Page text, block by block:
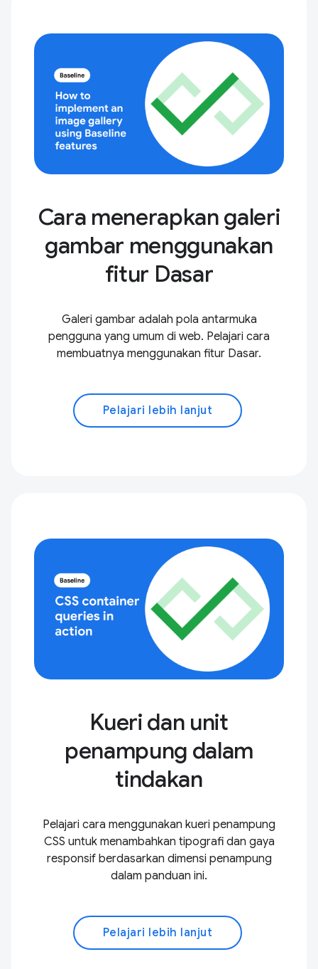
Cara menerapkan galeri
gambar menggunakan
fitur Dasar
Galeri gambar adalah pola antarmuka
pengguna yang umum di web. Pelajari cara
membuatnya menggunakan fitur Dasar.
Pelajari lebih lanjut
Kueri dan unit
penampung dalam
tindakan
Pelajari cara menggunakan kueri penampung
CSS untuk menambahkan tipografi dan gaya
responsif berdasarkan dimensi penampung
dalam panduan ini.
Pelajari lebih lanjut